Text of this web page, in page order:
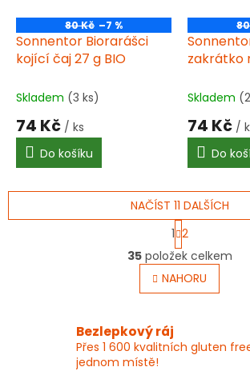
80 Kč –7 %
Sonnentor Biorarášci
kojící čaj 27 g BIO
Skladem (3 ks)
74 Kč / ks
Do košíku
zakrátko
Skladem
74 Kč /
Do
O
v
l
á
c
í
NAČÍST 11 DALŠÍCH
S
t
r
á
n
k
n
1 2
35položek celkem
NAHORU
Bezlepkový ráj
Přes 1 600 kvalitních gluten
jednom místě!